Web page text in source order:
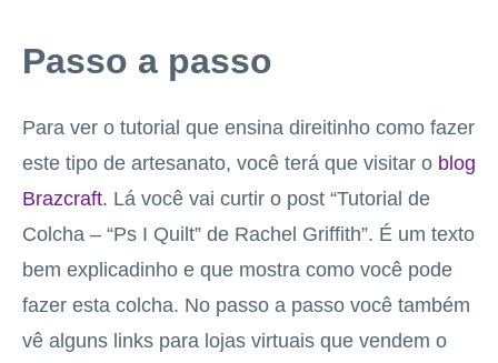
Passo a passo
Para ver o tutorial que ensina direitinho como fazer
este tipo de artesanato, você terá que visitar o blog
Brazcraft. Lá você vai curtir o post “Tutorial de
Colcha – “Ps I Quilt” de Rachel Griffith”. É um texto
bem explicadinho e que mostra como você pode
fazer esta colcha. No passo a passo você também
vê alguns links para lojas virtuais que vendem o